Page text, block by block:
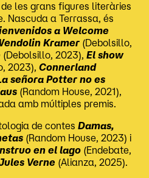
les grans figures literàries
Nascuda a Terrassa, és
a Welcome
Kramer (Debolsillo,
(Debolsillo, 2023),El show
2023),Connerland
señora Potter no es
(Random House, 2021),
amb múltiples premis.
de contesDamas,
(Random House, 2023) i
en el lago (Endebate,
Verne (Alianza, 2025).